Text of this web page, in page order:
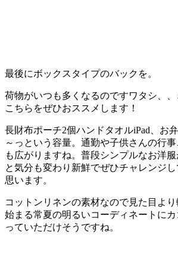
最後にボックスタイプのバックを。
荷物がいつも多くなるのですワタシ、
こちらをぜひおススメします！
長財布ポーチ2個ハンドタオルiPad、お
～っという容量。通勤や子供さんの行
も広がりますね。普段シンプルなお洋
と気分も変わり新鮮でぜひチャレンジ
思います。
コットンリネンの素材なので見た目よ
始まる常夏の明るいコーディネートに
っていただけそうですね。